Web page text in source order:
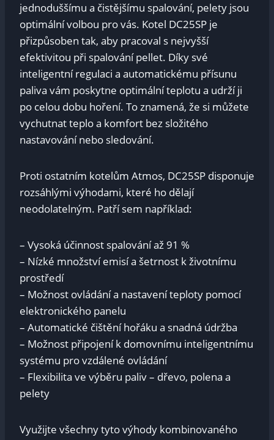
jednoduššímu a čistějšímu spalování, pelety jsou
optimální volbou pro vás. Kotel DC25SP je
přizpůsoben tak, aby pracoval s nejvyšší
efektivitou při spalování pellet. Díky své
inteligentní regulaci a automatickému přísunu
paliva vám poskytne optimální teplotu a udrží ji
po celou dobu hoření. To znamená, že si můžete
vychutnat teplo a komfort bez složitého
nastavování nebo sledování.
Proti ostatním kotelům Atmos, DC25SP disponuje
rozsáhlými výhodami, které ho dělají
neodolatelným. Patří sem například:
– Vysoká účinnost spalování až 91 %
– Nízké množství emisí a šetrnost k životnímu
prostředí
– Možnost ovládání a nastavení teploty pomocí
elektronického panelu
– Automatické čištění hořáku a snadná údržba
– Možnost připojení k domovnímu inteligentnímu
systému pro vzdálené ovládání
– Flexibilita ve výběru paliv – dřevo, polena a
pelety
Využijte všechny tyto výhody kombinovaného